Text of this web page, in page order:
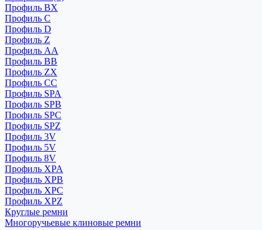
Профиль BX
Профиль C
Профиль D
Профиль Z
Профиль АА
Профиль BB
Профиль ZX
Профиль CC
Профиль SPA
Профиль SPB
Профиль SPC
Профиль SPZ
Профиль 3V
Профиль 5V
Профиль 8V
Профиль XPA
Профиль XPB
Профиль XPC
Профиль XPZ
Круглые ремни
Многоручьевые клиновые ремни